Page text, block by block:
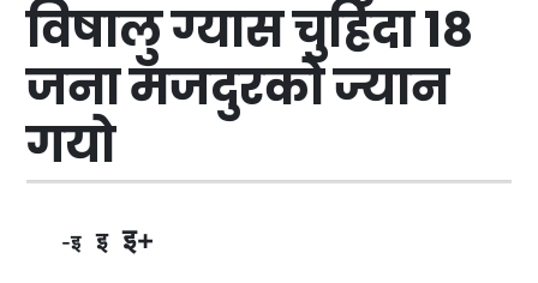
विषालु ग्यास चुहिँदा १८
जना मजदुरको ज्यान
गयो
-इ इ इ+